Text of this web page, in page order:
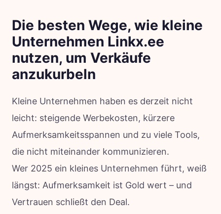
Die besten Wege, wie kleine
Unternehmen Linkx.ee
nutzen, um Verkäufe
anzukurbeln
Kleine Unternehmen haben es derzeit nicht
leicht: steigende Werbekosten, kürzere
Aufmerksamkeitsspannen und zu viele Tools,
die nicht miteinander kommunizieren.
Wer 2025 ein kleines Unternehmen führt, weiß
längst: Aufmerksamkeit ist Gold wert – und
Vertrauen schließt den Deal.